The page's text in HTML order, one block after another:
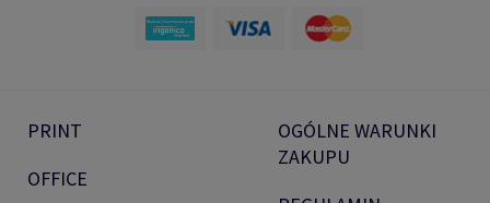
PRINT
OFFICE
OGÓLNE WARUNKI
ZAKUPU